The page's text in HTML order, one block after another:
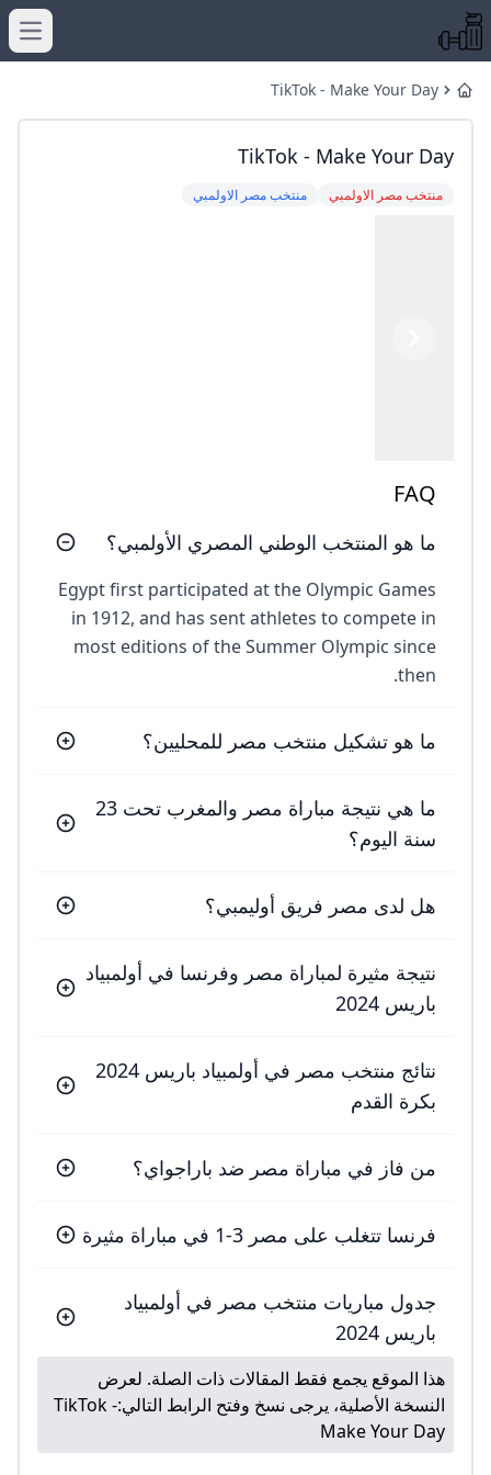
Home
TikTok - Make Your Day
TikTok - Make Your Day
منتخب مصر الاولمبي منتخب مصر الاولمبي
FAQ
ما هو المنتخب الوطني المصري الأولمبي؟
Egypt first participated at the Olympic Games
in 1912, and has sent athletes to compete in
most editions of the Summer Olympic since
then.
ما هو تشكيل منتخب مصر للمحليين؟
ما هي نتيجة مباراة مصر والمغرب تحت 23
سنة اليوم؟
هل لدى مصر فريق أوليمبي؟
نتيجة مثيرة لمباراة مصر وفرنسا في أولمبياد
باريس 2024
نتائج منتخب مصر في أولمبياد باريس 2024
بكرة القدم
من فاز في مباراة مصر ضد باراجواي؟
فرنسا تتغلب على مصر 3-1 في مباراة مثيرة
جدول مباريات منتخب مصر في أولمبياد
باريس 2024
هذا الموقع يجمع فقط المقالات ذات الصلة. لعرض
النسخة الأصلية، يرجى نسخ وفتح الرابط التالي:TikTok -
Make Your Day